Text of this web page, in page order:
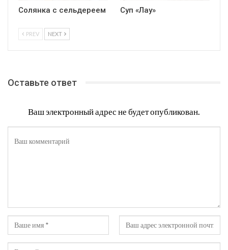
Солянка с сельдереем Суп «Лау»
PREV NEXT
Оставьте ответ
Ваш электронный адрес не будет опубликован.